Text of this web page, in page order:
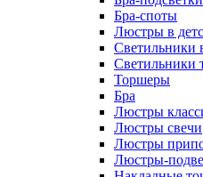
Бра-споты
Люстры в
Светильники
Светильники
Торшеры
Бра
Люстры
Люстры свечи
Люстры
Люстры-